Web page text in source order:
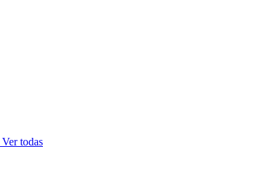
Ver todas